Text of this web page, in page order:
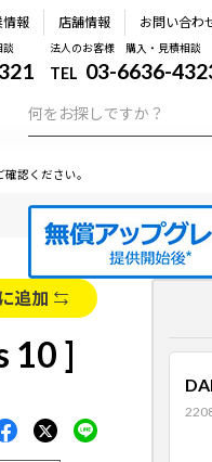
情報 店舗情報 お問い合わ
法人のお客様 購入・見積相談
TEL 03-6636-
認ください。
追加
10 ]